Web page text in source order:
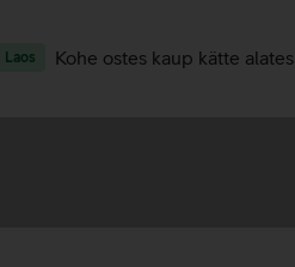
Laos Kohe ostes kaup kätte alates